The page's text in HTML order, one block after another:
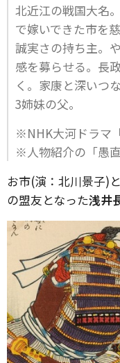
北近江の戦国大名
で嫁いできた市を
誠実さの持ち主。
感を募らせる。長
く。家康と深いつ
3姉妹の父。
※NHK大河ドラマ
※人物紹介の「愚
お市(演：北川景子)
の盟友となった浅井